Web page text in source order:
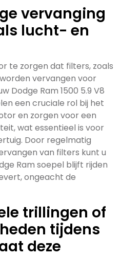
vervanging
lucht- en
te zorgen dat filters, zoals
vervangen voor
Dodge Ram 1500 5.9 V8
een cruciale rol bij het
en zorgen voor een
wat essentieel is voor
Door regelmatig
van filters kunt u
Ram soepel blijft rijden
ongeacht de
trillingen of
tijdens
deze